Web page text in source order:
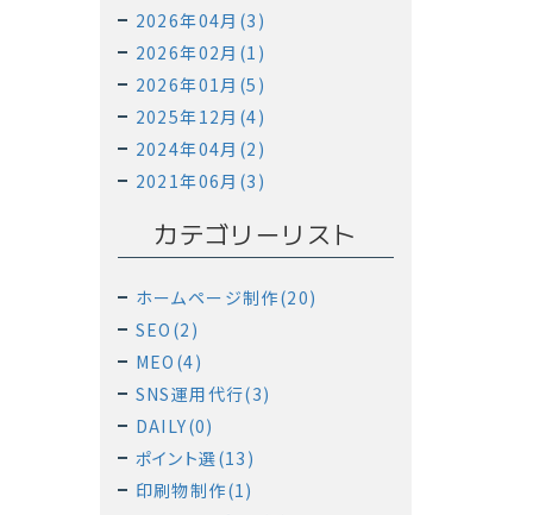
2026年04月(3)
2026年02月(1)
2026年01月(5)
2025年12月(4)
2024年04月(2)
2021年06月(3)
カテゴリーリスト
ホームページ制作(20)
SEO(2)
MEO(4)
SNS運用代行(3)
DAILY(0)
ポイント選(13)
印刷物制作(1)